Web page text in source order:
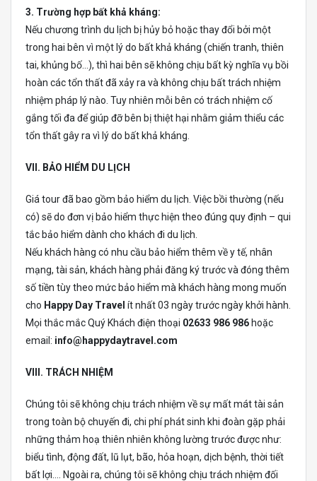
3. Trường hợp bất khả kháng:
Nếu chương trình du lịch bị hủy bỏ hoặc thay đổi bởi một
trong hai bên vì một lý do bất khả kháng (chiến tranh, thiên
tai, khủng bố…), thì hai bên sẽ không chịu bất kỳ nghĩa vụ bồi
hoàn các tổn thất đã xảy ra và không chịu bất trách nhiệm
nhiệm pháp lý nào. Tuy nhiên mỗi bên có trách nhiệm cố
gắng tối đa để giúp đỡ bên bị thiệt hại nhằm giảm thiểu các
tổn thất gây ra vì lý do bất khả kháng.
VII. BẢO HIỂM DU LỊCH
Giá tour đã bao gồm bảo hiểm du lịch. Việc bồi thường (nếu
có) sẽ do đơn vị bảo hiểm thực hiện theo đúng quy định – qui
tắc bảo hiểm dành cho khách đi du lịch.
Nếu khách hàng có nhu cầu bảo hiểm thêm về y tế, nhân
mạng, tài sản, khách hàng phải đăng ký trước và đóng thêm
số tiền tùy theo mức bảo hiểm mà khách hàng mong muốn
cho Happy Day Travel ít nhất 03 ngày trước ngày khởi hành.
Mọi thắc mắc Quý Khách điện thoại 02633 986 986 hoặc
email: info@happydaytravel.com
VIII. TRÁCH NHIỆM
Chúng tôi sẽ không chịu trách nhiệm về sự mất mát tài sản
trong toàn bộ chuyến đi, chi phí phát sinh khi đoàn gặp phải
những thảm hoạ thiên nhiên không lường trước được như:
biểu tình, động đất, lũ lụt, bão, hỏa hoạn, dịch bệnh, thời tiết
bất lợi…. Ngoài ra, chúng tôi sẽ không chịu trách nhiệm đối